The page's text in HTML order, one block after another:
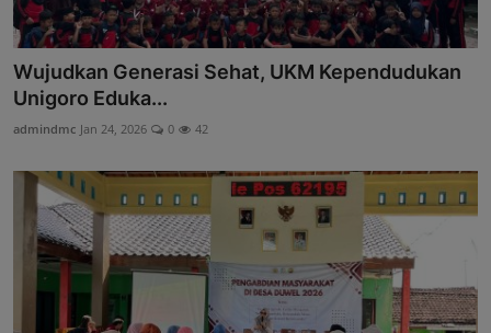
Wujudkan Generasi Sehat, UKM Kependudukan
Unigoro Eduka...
admindmc Jan 24, 2026 0 42